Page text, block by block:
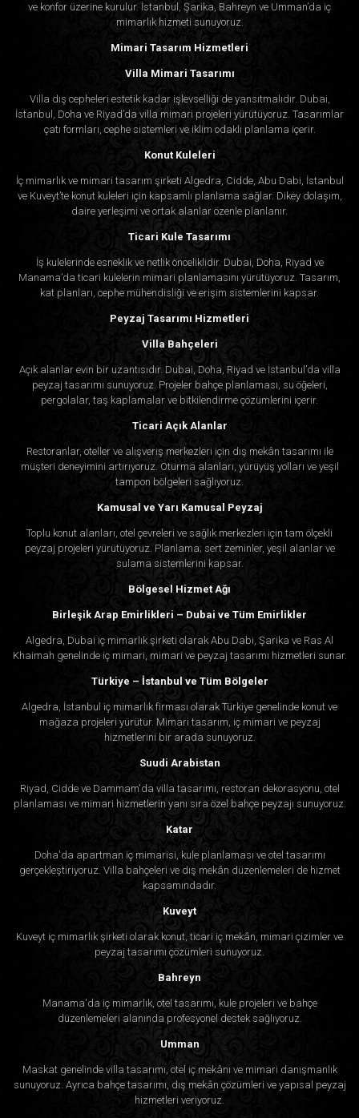
ve konfor üzerine kurulur. İstanbul, Şarika, Bahreyn ve Umman’da iç
mimarlık hizmeti sunuyoruz.
Mimari Tasarım Hizmetleri
Villa Mimari Tasarımı
Villa dış cepheleri estetik kadar işlevselliği de yansıtmalıdır. Dubai,
İstanbul, Doha ve Riyad’da villa mimari projeleri yürütüyoruz. Tasarımlar
çatı formları, cephe sistemleri ve iklim odaklı planlama içerir.
Konut Kuleleri
İç mimarlık ve mimari tasarım şirketi Algedra, Cidde, Abu Dabi, İstanbul
ve Kuveyt’te konut kuleleri için kapsamlı planlama sağlar. Dikey dolaşım,
daire yerleşimi ve ortak alanlar özenle planlanır.
Ticari Kule Tasarımı
İş kulelerinde esneklik ve netlik önceliklidir. Dubai, Doha, Riyad ve
Manama’da ticari kulelerin mimari planlamasını yürütüyoruz. Tasarım,
kat planları, cephe mühendisliği ve erişim sistemlerini kapsar.
Peyzaj Tasarımı Hizmetleri
Villa Bahçeleri
Açık alanlar evin bir uzantısıdır. Dubai, Doha, Riyad ve İstanbul’da villa
peyzaj tasarımı sunuyoruz. Projeler bahçe planlaması, su öğeleri,
pergolalar, taş kaplamalar ve bitkilendirme çözümlerini içerir.
Ticari Açık Alanlar
Restoranlar, oteller ve alışveriş merkezleri için dış mekân tasarımı ile
müşteri deneyimini artırıyoruz. Oturma alanları, yürüyüş yolları ve yeşil
tampon bölgeleri sağlıyoruz.
Kamusal ve Yarı Kamusal Peyzaj
Toplu konut alanları, otel çevreleri ve sağlık merkezleri için tam ölçekli
peyzaj projeleri yürütüyoruz. Planlama; sert zeminler, yeşil alanlar ve
sulama sistemlerini kapsar.
Bölgesel Hizmet Ağı
Birleşik Arap Emirlikleri – Dubai ve Tüm Emirlikler
Algedra, Dubai iç mimarlık şirketi olarak Abu Dabi, Şarika ve Ras Al
Khaimah genelinde iç mimari, mimari ve peyzaj tasarımı hizmetleri sunar.
Türkiye – İstanbul ve Tüm Bölgeler
Algedra, İstanbul iç mimarlık firması olarak Türkiye genelinde konut ve
mağaza projeleri yürütür. Mimari tasarım, iç mimari ve peyzaj
hizmetlerini bir arada sunuyoruz.
Suudi Arabistan
Riyad, Cidde ve Dammam'da villa tasarımı, restoran dekorasyonu, otel
planlaması ve mimari hizmetlerin yanı sıra özel bahçe peyzajı sunuyoruz.
Katar
Doha'da apartman iç mimarisi, kule planlaması ve otel tasarımı
gerçekleştiriyoruz. Villa bahçeleri ve dış mekân düzenlemeleri de hizmet
kapsamındadır.
Kuveyt
Kuveyt iç mimarlık şirketi olarak konut, ticari iç mekân, mimari çizimler ve
peyzaj tasarımı çözümleri sunuyoruz.
Bahreyn
Manama'da iç mimarlık, otel tasarımı, kule projeleri ve bahçe
düzenlemeleri alanında profesyonel destek sağlıyoruz.
Umman
Maskat genelinde villa tasarımı, otel iç mekânı ve mimari danışmanlık
sunuyoruz. Ayrıca bahçe tasarımı, dış mekân çözümleri ve yapısal peyzaj
hizmetleri veriyoruz.